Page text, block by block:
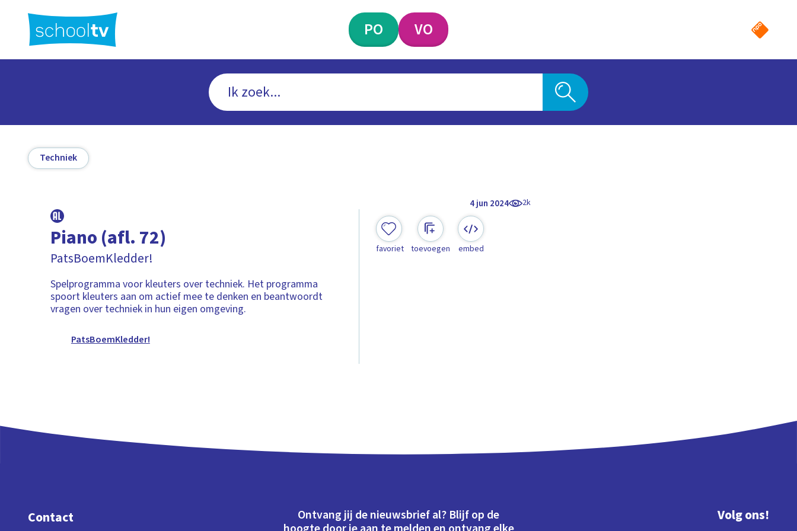
hoofdinhoud
PO VO
Techniek
4 jun 2024 2k
Piano (afl. 72)
PatsBoemKledder!
Spelprogramma voor kleuters over techniek. Het programma
spoort kleuters aan om actief mee te denken en beantwoordt
vragen over techniek in hun eigen omgeving.
PatsBoemKledder!
favoriet toevoegen embed
Contact
Ontvang jij de nieuwsbrief al? Blijf op de
Volg ons!